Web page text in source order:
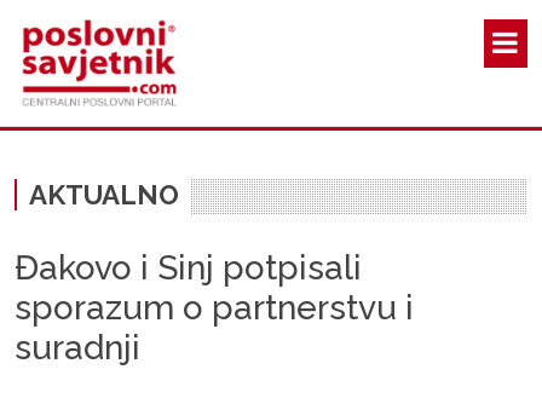
AKTUALNO
Đakovo i Sinj potpisali
sporazum o partnerstvu i
suradnji